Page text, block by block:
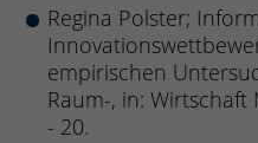
Regina Polster;
empirischen
Raum-, in: Wirtschaft
- 20.